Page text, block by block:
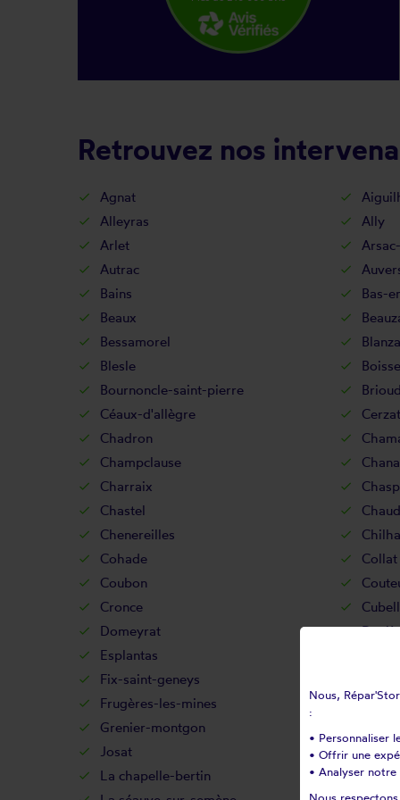
Retrouvez nos
Agnat
Alleyras
Ally
Arlet
Autrac
Bains
Bas-
Beaux
Bessamorel
Blesle
Bournoncle-saint-pierre
Céaux-d'allègre
Cerzat
Chadron
Champclause
Charraix
Chastel
Chenereilles
Cohade
Collat
Coubon
Cronce
Domeyrat
Esplantas
Fay-
Fix-saint-geneys
Frugères-les-mines
Grenier-montgon
Josat
La chapelle-bertin
La
Nous,
:
• Personnaliser
• Offrir une
• Analyser notre